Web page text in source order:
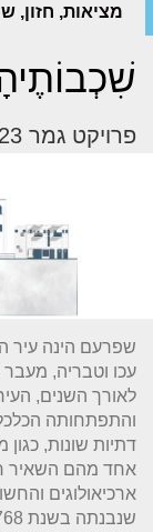
מציאות, חזון,
פרויקט גמר 2023
שפרעם הינה עיר
עכו וטבריה,
לאורך השנים,
והתפתחותה
דתיות שונות, כגון
אחד מהם השאיר
ארכיאולוגים